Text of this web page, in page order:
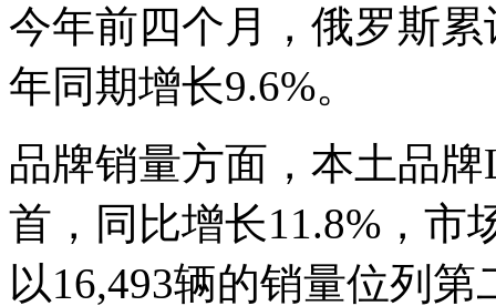
今年前四个月，俄罗斯累
年同期增长9.6%。
品牌销量方面，本土品
首，同比增长11.8%，市
以16,493辆的销量位列